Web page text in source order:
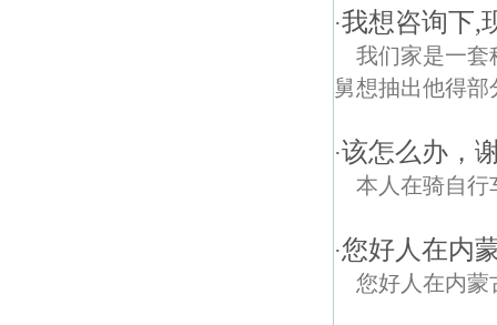
·我想咨询下,
我们家是一套
舅想抽出他得部
·该怎么办，
本人在骑自行
·您好人在内
您好人在内蒙